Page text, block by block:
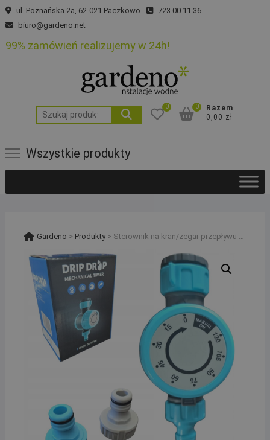
Skip
to
ul. Poznańska 2a, 62-021 Paczkowo
723 00 11 36
biuro@gardeno.net
99% zamówień realizujemy w 24h!
Szukaj:
0
Razem
0,00 zł
0
Wszystkie produkty
Gardeno > Produkty> Sterownik na kran/zegar przepływu wody nakranowy Drip Drop